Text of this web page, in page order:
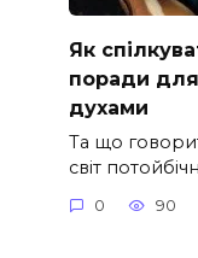
Як
поради для
духами
Та що
світ
0 90